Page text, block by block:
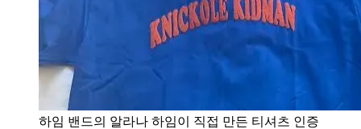
하임 밴드의 알라나 하임이 직접 만든 티셔츠 인증